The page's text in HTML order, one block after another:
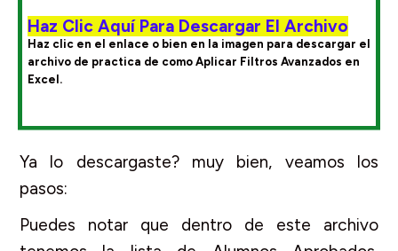
Haz Clic Aquí Para Descargar El Archivo
Haz clic en el enlace o bien en la imagen para descargar el
archivo de practica de como Aplicar Filtros Avanzados en
Excel.
Ya lo descargaste? muy bien, veamos los
pasos:
Puedes notar que dentro de este archivo